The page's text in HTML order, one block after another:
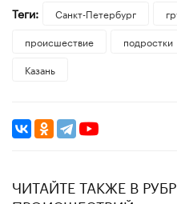
Теги:
Санкт-Петербург
происшествие
подростки
Казань
ЧИТАЙТЕ ТАКЖЕ В